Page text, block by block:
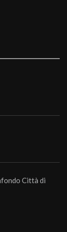
Città di